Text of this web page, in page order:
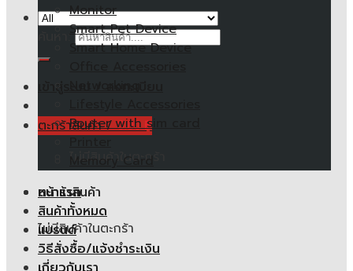
ตะกร้าสินค้า /0.00฿
ไม่มีสินค้าในตะกร้า
ตะกร้าสินค้า
ไม่มีสินค้าในตะกร้า
Monitor
Smart Pet Device
Smart Home Device
Router with sim card
Memory Card
หน้าแรก
สินค้าทั้งหมด
แบรนด์
วิธีสั่งซื้อ/แจ้งชำระเงิน